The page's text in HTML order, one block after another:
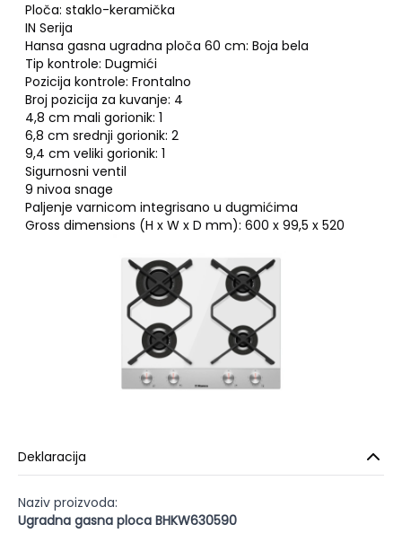
Ploča: staklo-keramička
IN Serija
Hansa gasna ugradna ploča 60 cm: Boja bela
Tip kontrole: Dugmići
Pozicija kontrole: Frontalno
Broj pozicija za kuvanje: 4
4,8 cm mali gorionik: 1
6,8 cm srednji gorionik: 2
9,4 cm veliki gorionik: 1
Sigurnosni ventil
9 nivoa snage
Paljenje varnicom integrisano u dugmićima
Gross dimensions (H x W x D mm): 600 x 99,5 x 520
Deklaracija
Naziv proizvoda:
Ugradna gasna ploca BHKW630590